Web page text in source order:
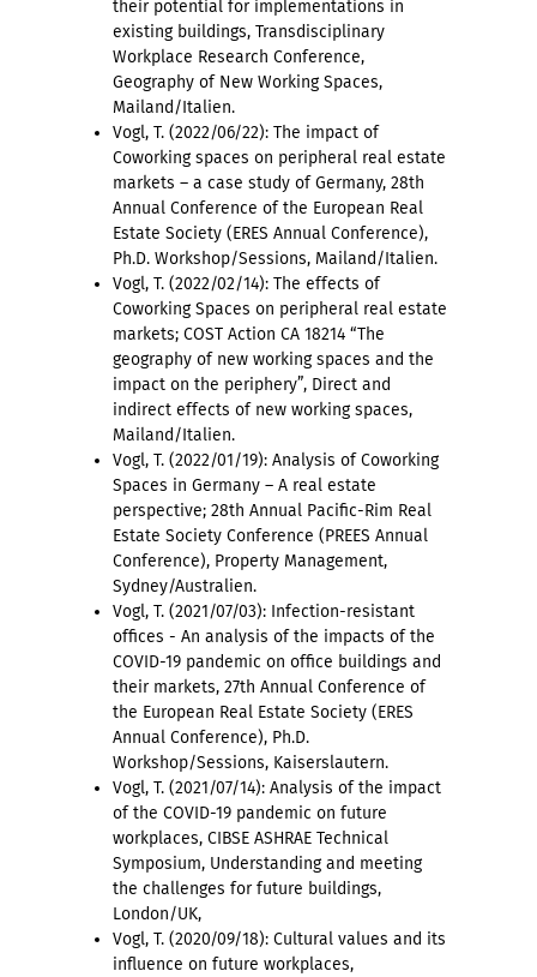
their potential for implementations in
existing buildings, Transdisciplinary
Workplace Research Conference,
Geography of New Working Spaces,
Mailand/Italien.
Vogl, T. (2022/06/22): The impact of
Coworking spaces on peripheral real estate
markets – a case study of Germany, 28th
Annual Conference of the European Real
Estate Society (ERES Annual Conference),
Ph.D. Workshop/Sessions, Mailand/Italien.
Vogl, T. (2022/02/14): The effects of
Coworking Spaces on peripheral real estate
markets; COST Action CA 18214 “The
geography of new working spaces and the
impact on the periphery”, Direct and
indirect effects of new working spaces,
Mailand/Italien.
Vogl, T. (2022/01/19): Analysis of Coworking
Spaces in Germany – A real estate
perspective; 28th Annual Pacific-Rim Real
Estate Society Conference (PREES Annual
Conference), Property Management,
Sydney/Australien.
Vogl, T. (2021/07/03): Infection-resistant
offices - An analysis of the impacts of the
COVID-19 pandemic on office buildings and
their markets, 27th Annual Conference of
the European Real Estate Society (ERES
Annual Conference), Ph.D.
Workshop/Sessions, Kaiserslautern.
Vogl, T. (2021/07/14): Analysis of the impact
of the COVID-19 pandemic on future
workplaces, CIBSE ASHRAE Technical
Symposium, Understanding and meeting
the challenges for future buildings,
London/UK,
Vogl, T. (2020/09/18): Cultural values and its
influence on future workplaces,